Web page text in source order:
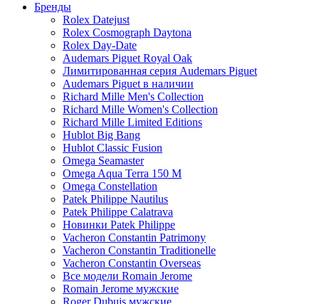
Бренды
Rolex Datejust
Rolex Cosmograph Daytona
Rolex Day-Date
Audemars Piguet Royal Oak
Лимитированная серия Audemars Piguet
Audemars Piguet в наличии
Richard Mille Men's Collection
Richard Mille Women's Collection
Richard Mille Limited Editions
Hublot Big Bang
Hublot Classic Fusion
Omega Seamaster
Omega Aqua Terra 150 M
Omega Constellation
Patek Philippe Nautilus
Patek Philippe Calatrava
Новинки Patek Philippe
Vacheron Constantin Patrimony
Vacheron Constantin Traditionelle
Vacheron Constantin Overseas
Все модели Romain Jerome
Romain Jerome мужские